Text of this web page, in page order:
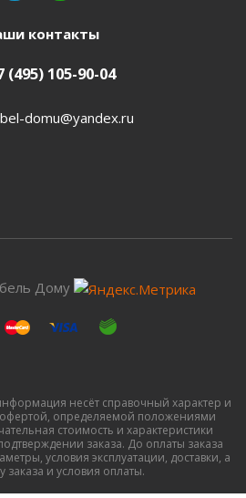
контакты
(495) 105-90-04
domu@yandex.ru
Дому
несёт справочный характер и
офертой, определяемой положениями
стоимость и характеристики
заказа. До оплаты заказа
условия эксплуатации, доставки, а
заказа и условия оплаты.